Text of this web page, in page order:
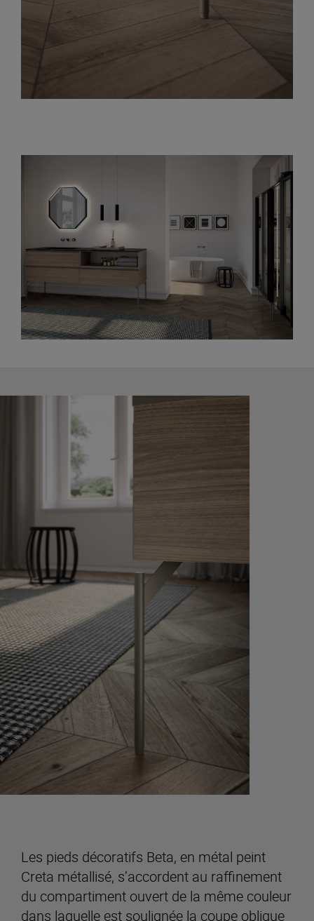
Les pieds décoratifs Beta, en métal peint
Creta métallisé, s’accordent au raffinement
du compartiment ouvert de la même couleur
dans laquelle est soulignée la coupe oblique